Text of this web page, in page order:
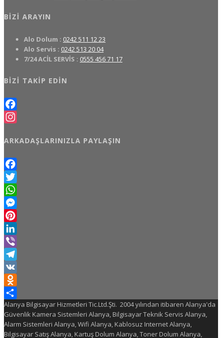
BIZI ARAYIN
Alo Dolum : 0242 511 12 23
Alo Servis : 0242 513 20 04
7/24 ACİL SERVİS : 0555 456 71 17
BIZI TAKIP EDIN
Facebook
ARKADAŞLARINIZLA PAYLAŞIN
Facebook
Twitter
WhatsApp
Messenger
Pinterest
LinkedIn
Viber
Telegram
VK
Odnoklassniki
Share
Alanya Bilgisayar Hizmetleri Tic.Ltd.Şti. 2004 yılından itibaren Alanya'da
Güvenlik Kamera Sistemleri Alanya, Bilgisayar Teknik Servis Alanya,
Alarm Sistemleri Alanya, Wifi Alanya, Kablosuz Internet Alanya,
Bilgisayar Satış Alanya, Kartuş Dolum Alanya, Toner Dolum Alanya,